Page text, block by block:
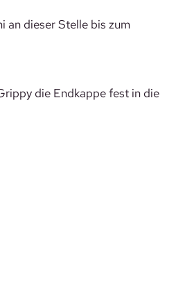
an dieser Stelle bis zum
die Endkappe fest in die